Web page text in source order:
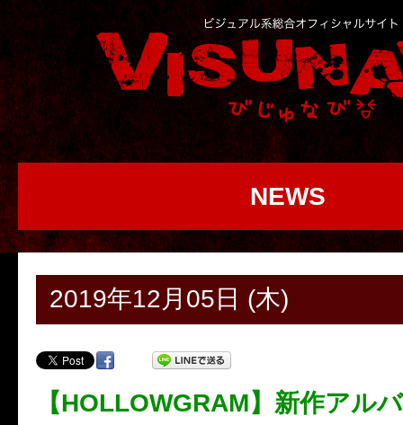
NEWS
2019年12月05日 (木)
【HOLLOWGRAM】新作アル